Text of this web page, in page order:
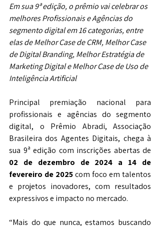
Em sua 9ª edição, o prêmio vai celebrar os
melhores Profissionais e Agências do
segmento digital em 16 categorias, entre
elas de Melhor Case de CRM, Melhor Case
de Digital Branding, Melhor Estratégia de
Marketing Digital e Melhor Case de Uso de
Inteligência Artificial
Principal premiação nacional para
profissionais e agências do segmento
digital, o Prêmio Abradi, Associação
Brasileira dos Agentes Digitais, chega à
02 de dezembro de 2024 a 14 de
fevereiro de 2025 com foco em talentos
e projetos inovadores, com resultados
expressivos e impacto no mercado.
“Mais do que nunca, estamos buscando